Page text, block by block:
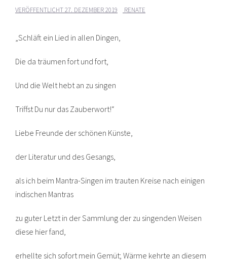
VERÖFFENTLICHT27. DEZEMBER 2019 RENATE
„Schläft ein Lied in allen Dingen,
Die da träumen fort und fort,
Und die Welt hebt an zu singen
Triffst Du nur das Zauberwort!“
Liebe Freunde der schönen Künste,
der Literatur und des Gesangs,
als ich beim Mantra-Singen im trauten Kreise nach einigen
indischen Mantras
zu guter Letzt in der Sammlung der zu singenden Weisen
diese hier fand,
erhellte sich sofort mein Gemüt; Wärme kehrte an diesem